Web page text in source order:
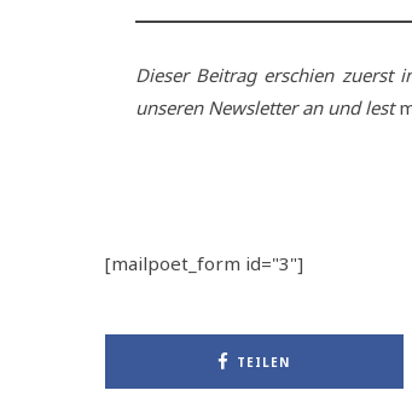
Dieser Beitrag erschien zuerst
unseren Newsletter an und lest
[mailpoet_form id="3"]
TEILEN